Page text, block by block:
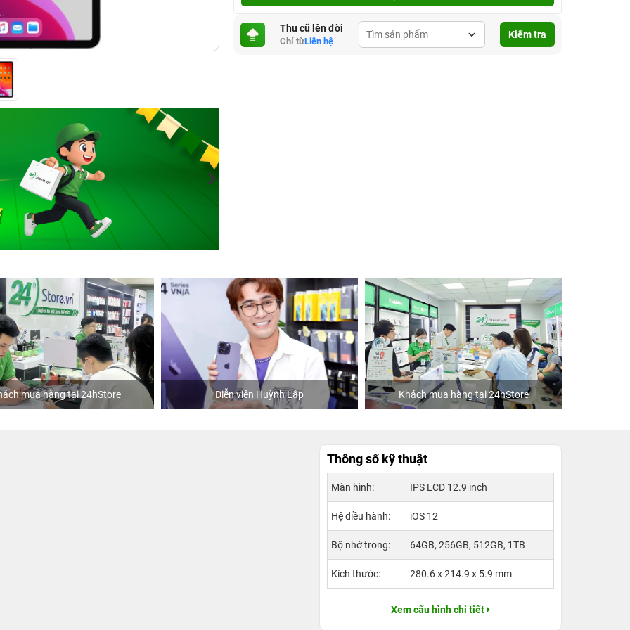
Thu cũ lên đời
Chỉ từLiên hệ
Kiểm tra
Diễn viên Huỳnh Lập Khách mua hàng tại 24hStore Ca sĩ/Diễn viên Jun Phạm
Thông số kỹ thuật
Màn hình: IPS LCD 12.9 inch
Hệ điều hành: iOS 12
Bộ nhớ trong: 64GB, 256GB, 512GB, 1TB
Kích thước: 280.6 x 214.9 x 5.9 mm
Xem cấu hình chi tiết